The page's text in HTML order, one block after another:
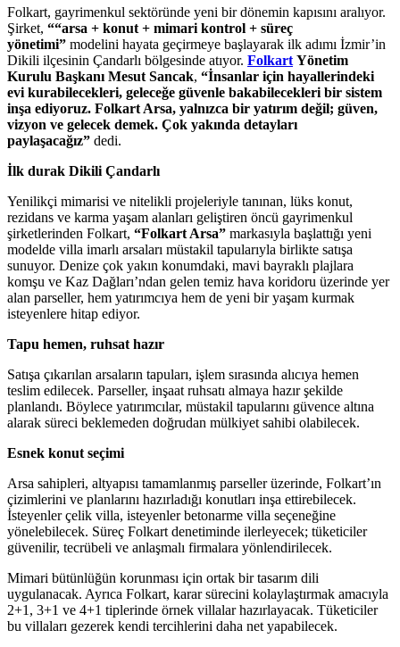
Folkart, gayrimenkul sektöründe yeni bir dönemin kapısını aralıyor.
Şirket, ““arsa + konut + mimari kontrol + süreç
yönetimi” modelini hayata geçirmeye başlayarak ilk adımı İzmir’in
Dikili ilçesinin Çandarlı bölgesinde atıyor. Folkart Yönetim
Kurulu Başkanı Mesut Sancak, “İnsanlar için hayallerindeki
evi kurabilecekleri, geleceğe güvenle bakabilecekleri bir sistem
inşa ediyoruz. Folkart Arsa, yalnızca bir yatırım değil; güven,
vizyon ve gelecek demek. Çok yakında detayları
paylaşacağız” dedi.
İlk durak Dikili Çandarlı
Yenilikçi mimarisi ve nitelikli projeleriyle tanınan, lüks konut,
rezidans ve karma yaşam alanları geliştiren öncü gayrimenkul
şirketlerinden Folkart, “Folkart Arsa” markasıyla başlattığı yeni
modelde villa imarlı arsaları müstakil tapularıyla birlikte satışa
sunuyor. Denize çok yakın konumdaki, mavi bayraklı plajlara
komşu ve Kaz Dağları’ndan gelen temiz hava koridoru üzerinde yer
alan parseller, hem yatırımcıya hem de yeni bir yaşam kurmak
isteyenlere hitap ediyor.
Tapu hemen, ruhsat hazır
Satışa çıkarılan arsaların tapuları, işlem sırasında alıcıya hemen
teslim edilecek. Parseller, inşaat ruhsatı almaya hazır şekilde
planlandı. Böylece yatırımcılar, müstakil tapularını güvence altına
alarak süreci beklemeden doğrudan mülkiyet sahibi olabilecek.
Esnek konut seçimi
Arsa sahipleri, altyapısı tamamlanmış parseller üzerinde, Folkart’ın
çizimlerini ve planlarını hazırladığı konutları inşa ettirebilecek.
İsteyenler çelik villa, isteyenler betonarme villa seçeneğine
yönelebilecek. Süreç Folkart denetiminde ilerleyecek; tüketiciler
güvenilir, tecrübeli ve anlaşmalı firmalara yönlendirilecek.
Mimari bütünlüğün korunması için ortak bir tasarım dili
uygulanacak. Ayrıca Folkart, karar sürecini kolaylaştırmak amacıyla
2+1, 3+1 ve 4+1 tiplerinde örnek villalar hazırlayacak. Tüketiciler
bu villaları gezerek kendi tercihlerini daha net yapabilecek.